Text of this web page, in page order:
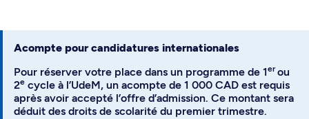
Acompte pour candidatures internationales
Pour réserver votre place dans un programme de 1erou
2e cycle à l’UdeM, un acompte de 1 000 CAD est requis
après avoir accepté l’offre d’admission. Ce montant sera
déduit des droits de scolarité du premier trimestre.